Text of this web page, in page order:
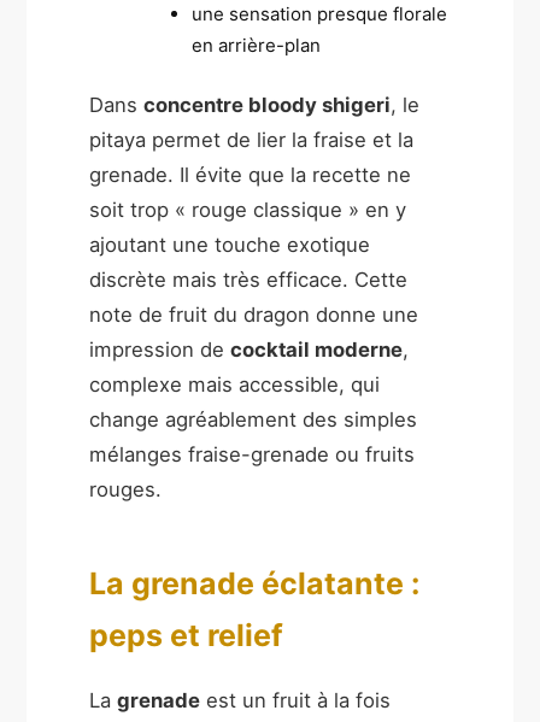
une sensation presque florale
en arrière-plan
Dansconcentre bloody shigeri, le
pitaya permet de lier la fraise et la
grenade. Il évite que la recette ne
soit trop « rouge classique » en y
ajoutant une touche exotique
discrète mais très efficace. Cette
note de fruit du dragon donne une
impression decocktail moderne,
complexe mais accessible, qui
change agréablement des simples
mélanges fraise-grenade ou fruits
rouges.
La grenade éclatante :
peps et relief
Lagrenade est un fruit à la fois